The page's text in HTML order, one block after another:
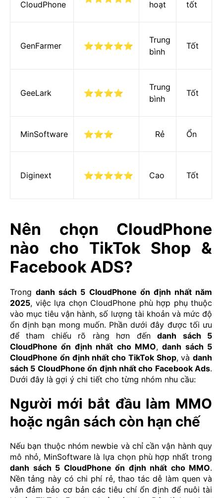
CloudPhone hoạt tốt
GenFarmer ⭐⭐⭐⭐⭐
Trung
bình
Tốt
GeeLark ⭐⭐⭐⭐
Trung
bình
Tốt
MinSoftware ⭐⭐⭐ Rẻ Ổn
Diginext ⭐⭐⭐⭐⭐ Cao Tốt
Nên chọn CloudPhone
nào cho TikTok Shop &
Facebook ADS?
Trongdanh sách 5 CloudPhone ổn định nhất năm
2025, việc lựa chọn CloudPhone phù hợp phụ thuộc
vào mục tiêu vận hành, số lượng tài khoản và mức độ
ổn định bạn mong muốn. Phần dưới đây được tối ưu
để tham chiếu rõ ràng hơn đếndanh sách 5
CloudPhone ổn định nhất cho MMO,danh sách 5
CloudPhone ổn định nhất cho TikTok Shop, và danh
sách 5 CloudPhone ổn định nhất cho Facebook Ads.
Dưới đây là gợi ý chi tiết cho từng nhóm nhu cầu:
Người mới bắt đầu làm MMO
hoặc ngân sách còn hạn chế
Nếu bạn thuộc nhóm newbie và chỉ cần vận hành quy
mô nhỏ, MinSoftware là lựa chọn phù hợp nhất trong
danh sách 5 CloudPhone ổn định nhất cho MMO.
Nền tảng này có chi phí rẻ, thao tác dễ làm quen và
vẫn đảm bảo cơ bản các tiêu chí ổn định để nuôi tài